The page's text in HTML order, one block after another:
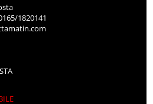
1820141